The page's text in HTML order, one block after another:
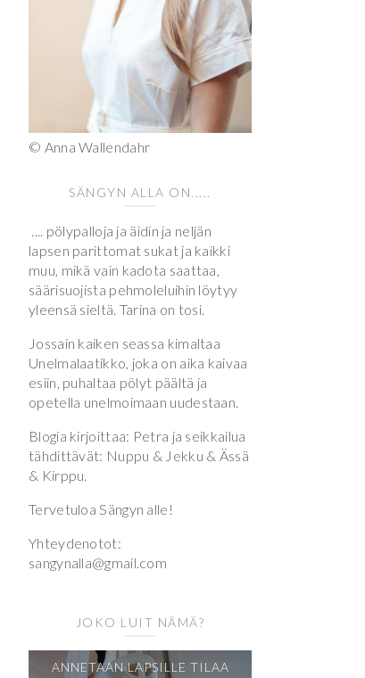
© Anna Wallendahr
SÄNGYN ALLA ON.....
.... pölypalloja ja äidin ja neljän
lapsen parittomat sukat ja kaikki
muu, mikä vain kadota saattaa,
säärisuojista pehmoleluihin löytyy
yleensä sieltä. Tarina on tosi.
Jossain kaiken seassa kimaltaa
Unelmalaatikko, joka on aika kaivaa
esiin, puhaltaa pölyt päältä ja
opetella unelmoimaan uudestaan.
Blogia kirjoittaa: Petra ja seikkailua
tähdittävät: Nuppu & Jekku & Ässä
& Kirppu.
Tervetuloa Sängyn alle!
Yhteydenotot:
sangynalla@gmail.com
JOKO LUIT NÄMÄ?
ANNETAAN LAPSILLE TILAA